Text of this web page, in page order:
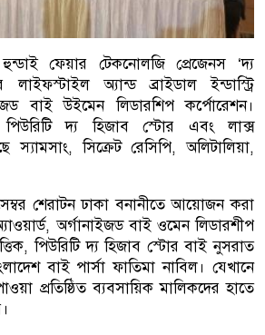
ফেয়ার টেকনোলজি প্রেজেনস ‘দ্য
লাইফস্টাইল অ্যান্ড ব্রাইডাল ইন্ডাস্ট্রি
বাই উইমেন লিডারশিপ কর্পোরেশন।
পিউরিটি দ্য হিজাব স্টোর এবং লাক্স
স্যামসাং, সিক্রেট রেসিপি, অলিটালিয়া,
শেরাটন ঢাকা বনানীতে আয়োজন করা
অর্গানাইজড বাই ওমেন লিডারশীপ
পিউরিটি দ্য হিজাব স্টোর বাই নুসরাত
বাই পার্সা ফাতিমা নাবিল। যেখানে
প্রতিষ্ঠিত ব্যবসায়িক মালিকদের হাতে